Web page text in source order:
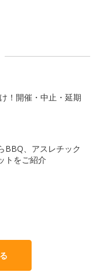
！開催・中止・延期
BBQ、アスレチック
トをご紹介